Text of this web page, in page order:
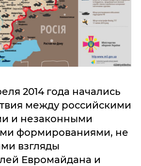
2014 года начались
между российскими
и незаконными
формированиями, не
взгляды
Евромайдана и